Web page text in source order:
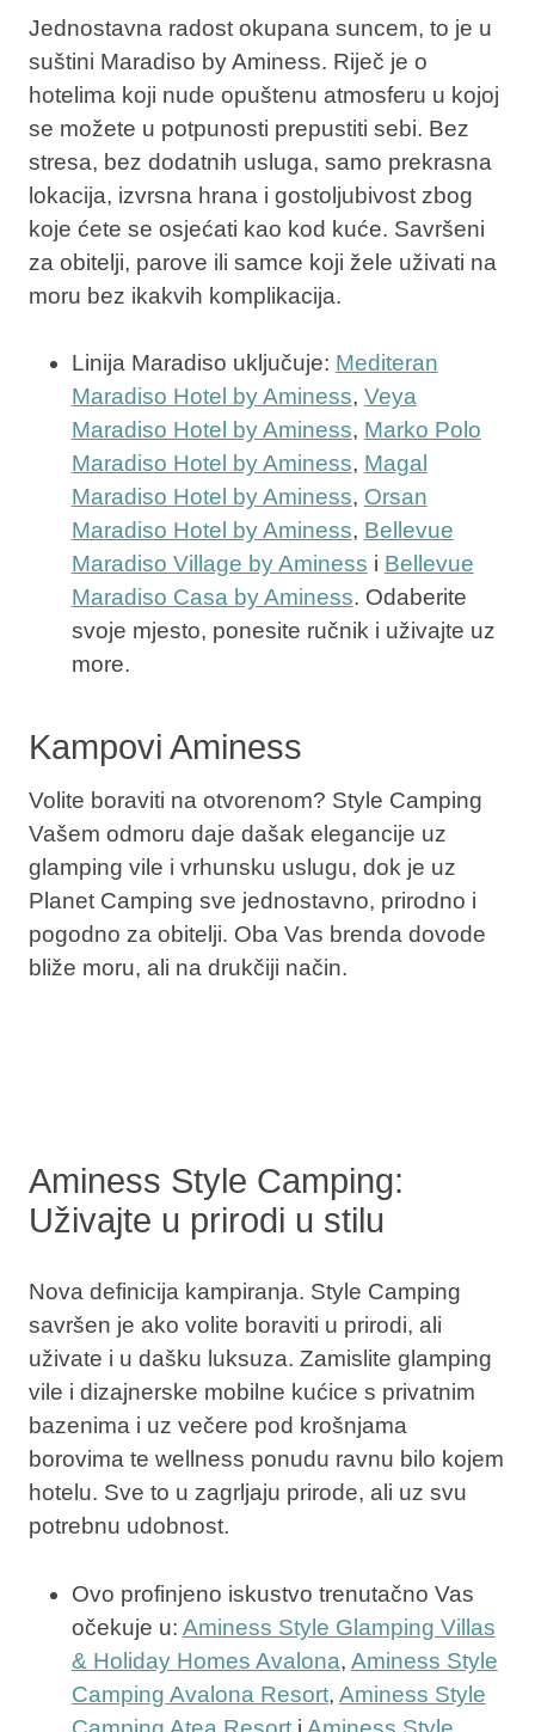
Jednostavna radost okupana suncem, to je u
suštini Maradiso by Aminess. Riječ je o
hotelima koji nude opuštenu atmosferu u kojoj
se možete u potpunosti prepustiti sebi. Bez
stresa, bez dodatnih usluga, samo prekrasna
lokacija, izvrsna hrana i gostoljubivost zbog
koje ćete se osjećati kao kod kuće. Savršeni
za obitelji, parove ili samce koji žele uživati na
moru bez ikakvih komplikacija.
Linija Maradiso uključuje: Mediteran
Maradiso Hotel by Aminess, Veya
Maradiso Hotel by Aminess, Marko Polo
Maradiso Hotel by Aminess, Magal
Maradiso Hotel by Aminess, Orsan
Maradiso Hotel by Aminess, Bellevue
Maradiso Village by Aminess i Bellevue
Maradiso Casa by Aminess. Odaberite
svoje mjesto, ponesite ručnik i uživajte uz
more.
Kampovi Aminess
Volite boraviti na otvorenom? Style Camping
Vašem odmoru daje dašak elegancije uz
glamping vile i vrhunsku uslugu, dok je uz
Planet Camping sve jednostavno, prirodno i
pogodno za obitelji. Oba Vas brenda dovode
bliže moru, ali na drukčiji način.
Aminess Style Camping:
Uživajte u prirodi u stilu
Nova definicija kampiranja. Style Camping
savršen je ako volite boraviti u prirodi, ali
uživate i u dašku luksuza. Zamislite glamping
vile i dizajnerske mobilne kućice s privatnim
bazenima i uz večere pod krošnjama
borovima te wellness ponudu ravnu bilo kojem
hotelu. Sve to u zagrljaju prirode, ali uz svu
potrebnu udobnost.
Ovo profinjeno iskustvo trenutačno Vas
očekuje u: Aminess Style Glamping Villas
& Holiday Homes Avalona, Aminess Style
Camping Avalona Resort, Aminess Style